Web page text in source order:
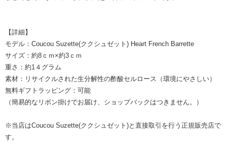
【詳細】
モデル：Coucou Suzette(ククシュゼット) Heart French Barrette
サイズ：約8ｃｍ×約3ｃｍ
重さ：約1４グラム
素材：リサイクルされた生分解性の酢酸セルロース（環境にやさしい）
無料ギフトラッピング：可能
（簡易的なリボン掛けでお届け、ショップバックはつきません。）
※当店はCoucou Suzette(ククシュゼット)と直接取引を行う正規販売店で
す。